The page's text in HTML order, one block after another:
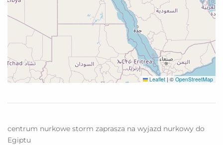
Leaflet | © OpenStreetMap
centrum nurkowe storm zaprasza na wyjazd nurkowy do
Egiptu